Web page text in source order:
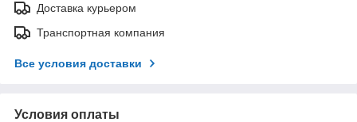
Доставка курьером
Транспортная компания
Все условия доставки
Условия оплаты